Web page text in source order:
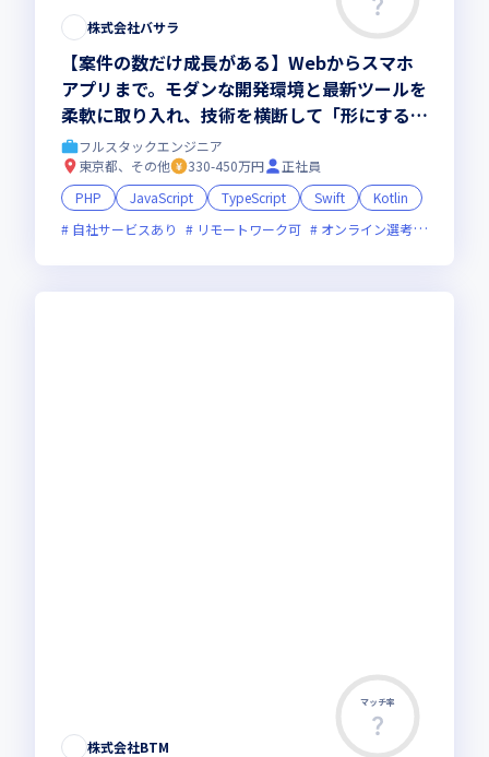
株式会社バサラ
【案件の数だけ成長がある】Webからスマホ
アプリまで。モダンな開発環境と最新ツールを
柔軟に取り入れ、技術を横断して「形にする
力」を磨く
フルスタックエンジニア
東京都、その他
330-450万円
正社員
PHP
JavaScript TypeScript Swift
Kotlin
自社サービスあり
リモートワーク可 オンライン選考可
マッチ率
株式会社BTM